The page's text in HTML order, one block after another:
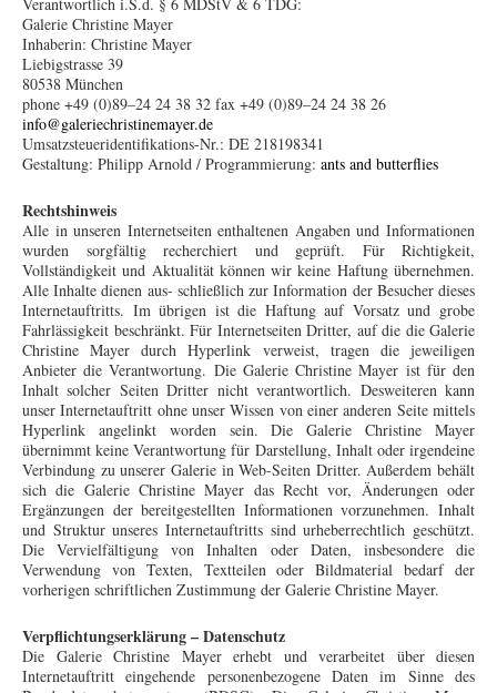
Galerie Christine Mayer
Inhaberin: Christine Mayer
Liebigstrasse 39
80538 München
phone +49 (0)89–24 24 38 32 fax +49 (0)89–24 24 38 26
info@galeriechristinemayer.de
Umsatzsteueridentifikations-Nr.: DE 218198341
Gestaltung: Philipp Arnold / Programmierung: ants and butterflies
Rechtshinweis
Alle in unseren Internetseiten enthaltenen Angaben und Informationen
wurden sorgfältig recherchiert und geprüft. Für Richtigkeit,
Vollständigkeit und Aktualität können wir keine Haftung übernehmen.
Alle Inhalte dienen aus- schließlich zur Information der Besucher dieses
Internetauftritts. Im übrigen ist die Haftung auf Vorsatz und grobe
Fahrlässigkeit beschränkt. Für Internetseiten Dritter, auf die die Galerie
Christine Mayer durch Hyperlink verweist, tragen die jeweiligen
Anbieter die Verantwortung. Die Galerie Christine Mayer ist für den
Inhalt solcher Seiten Dritter nicht verantwortlich. Desweiteren kann
unser Internetauftritt ohne unser Wissen von einer anderen Seite mittels
Hyperlink angelinkt worden sein. Die Galerie Christine Mayer
übernimmt keine Verantwortung für Darstellung, Inhalt oder irgendeine
Verbindung zu unserer Galerie in Web-Seiten Dritter. Außerdem behält
sich die Galerie Christine Mayer das Recht vor, Änderungen oder
Ergänzungen der bereitgestellten Informationen vorzunehmen. Inhalt
und Struktur unseres Internetauftritts sind urheberrechtlich geschützt.
Die Vervielfältigung von Inhalten oder Daten, insbesondere die
Verwendung von Texten, Textteilen oder Bildmaterial bedarf der
vorherigen schriftlichen Zustimmung der Galerie Christine Mayer.
Verpflichtungserklärung – Datenschutz
Die Galerie Christine Mayer erhebt und verarbeitet über diesen
Internetauftritt eingehende personenbezogene Daten im Sinne des